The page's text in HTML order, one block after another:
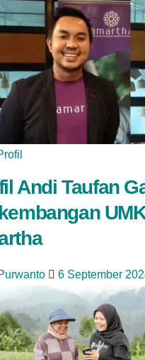
Andi Taufan
6 September